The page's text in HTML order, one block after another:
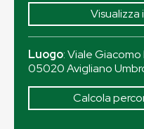
Luogo:Viale
05020Avigliano
Calcola